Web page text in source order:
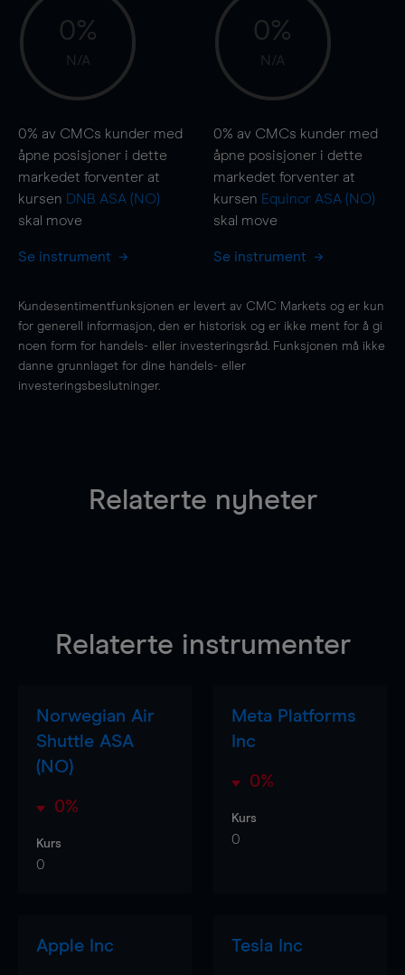
0%
N/A
0% av CMCs kunder med
åpne posisjoner i dette
markedet forventer at
kursen DNB ASA (NO)
skal move
Se instrument
0%
N/A
0% av CMCs kunder med
åpne posisjoner i dette
markedet forventer at
kursen Equinor ASA (NO)
skal move
Se instrument
Kundesentimentfunksjonen er levert av CMC Markets og er kun
for generell informasjon, den er historisk og er ikke ment for å gi
noen form for handels- eller investeringsråd. Funksjonen må ikke
danne grunnlaget for dine handels- eller
investeringsbeslutninger.
Relaterte nyheter
Relaterte instrumenter
Norwegian Air
Shuttle ASA
(NO)
0%
Kurs
0
Meta Platforms
Inc
0%
Kurs
0
Apple Inc Tesla Inc